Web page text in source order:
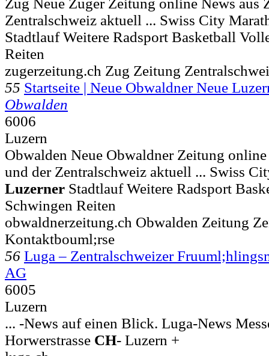
Zentralschweiz aktuell ... Swiss City
Stadtlauf Weitere Radsport Basketball
Reiten
zugerzeitung.ch Zug Zeitung
55 Startseite | Neue Obwaldner Neue
Obwalden
6006
Luzern
Obwalden Neue Obwaldner Zeitung
und der Zentralschweiz aktuell ... Swiss
Luzerner Stadtlauf Weitere Radsport
Schwingen Reiten
obwaldnerzeitung.ch Obwalden Zeitung
Kontaktbouml;rse
56 Luga – Zentralschweizer
AG
6005
Luzern
... -News auf einen Blick. Luga-News
Horwerstrasse CH- Luzern +